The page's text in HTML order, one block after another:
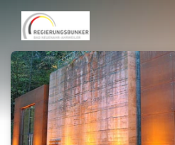
Skip header